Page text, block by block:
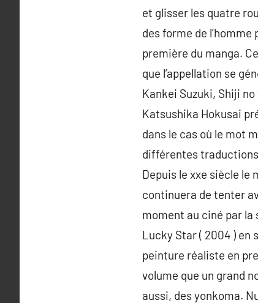
et glisser les quatre
des forme de
première du manga.
que l’appellation se
Kankei Suzuki, Shiji no
Katsushika Hokusai
dans le cas où le mot
différentes
Depuis le xxe siècle le
continuera de tenter
moment au ciné par la
Lucky Star ( 2004 ) en
peinture réaliste en
volume que un grand
aussi, des yonkoma.